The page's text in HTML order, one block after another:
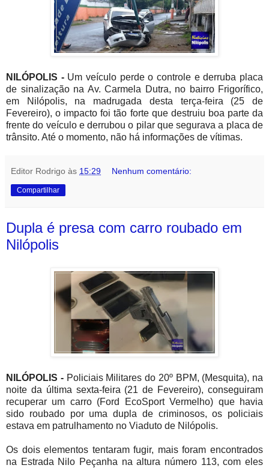
NILÓPOLIS - Um veículo perde o controle e derruba placa
de sinalização na Av. Carmela Dutra, no bairro Frigorífico,
em Nilópolis, na madrugada desta terça-feira (25 de
Fevereiro), o impacto foi tão forte que destruiu boa parte da
frente do veículo e derrubou o pilar que segurava a placa de
trânsito. Até o momento, não há informações de vítimas.
Editor Rodrigo às 15:29 Nenhum comentário:
Compartilhar
Dupla é presa com carro roubado em
Nilópolis
NILÓPOLIS - Policiais Militares do 20º BPM, (Mesquita), na
noite da última sexta-feira (21 de Fevereiro), conseguiram
recuperar um carro (Ford EcoSport Vermelho) que havia
sido roubado por uma dupla de criminosos, os policiais
estava em patrulhamento no Viaduto de Nilópolis.
Os dois elementos tentaram fugir, mais foram encontrados
na Estrada Nilo Peçanha na altura número 113, com eles